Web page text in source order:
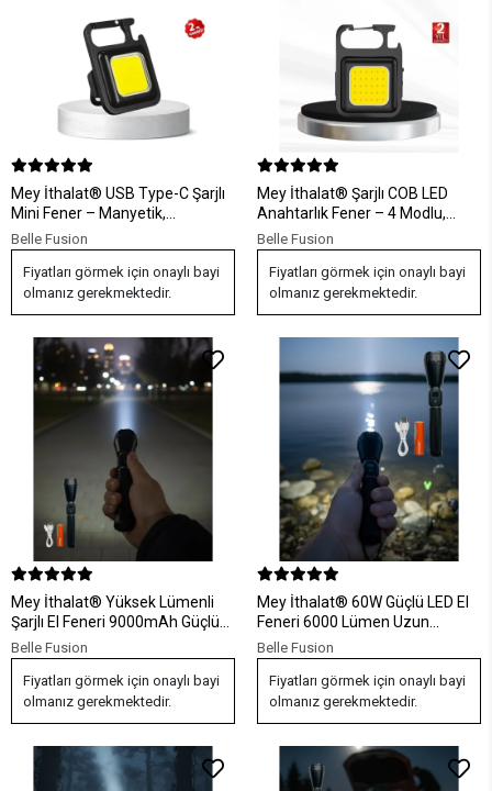
Mey İthalat® USB Type-C Şarjlı
Mini Fener – Manyetik,
Katlanabilir ve Şişe Açacaklı
Tasarım
Belle Fusion
Fiyatları görmek için onaylı bayi
olmanız gerekmektedir.
Mey İthalat® Şarjlı COB LED
Anahtarlık Fener – 4 Modlu,
Manyetik ve Katlanabilir Standlı
Belle Fusion
Fiyatları görmek için onaylı bayi
olmanız gerekmektedir.
Mey İthalat® Yüksek Lümenli
Şarjlı El Feneri 9000mAh Güçlü
Işık ve Taşıma Çantalı Set
Belle Fusion
Fiyatları görmek için onaylı bayi
olmanız gerekmektedir.
Mey İthalat® 60W Güçlü LED El
Feneri 6000 Lümen Uzun
Mesafe Aydınlatma Seti
Belle Fusion
Fiyatları görmek için onaylı bayi
olmanız gerekmektedir.